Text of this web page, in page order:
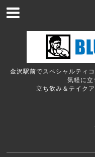
金沢駅前でスペシャルティ
気軽に立
立ち飲み＆テイク